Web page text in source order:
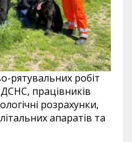
рятувальних робіт
працівників
розрахунки,
апаратів та